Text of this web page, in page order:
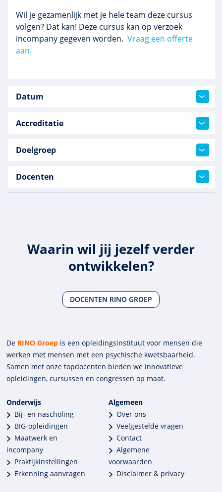
Wil je gezamenlijk met je hele team deze cursus
volgen? Dat kan! Deze cursus kan op verzoek
incompany gegeven worden. Vraag een offerte
aan.
Datum
Accreditatie
Doelgroep
Docenten
Waarin wil jij jezelf verder
ontwikkelen?
DOCENTEN RINO GROEP
De RINO Groep is een opleidings­insti­tuut voor mensen die
werken met mensen met een psychische kwets­baar­heid.
Samen met onze top­docenten bieden we innova­tieve
opleidingen, cursussen en congres­sen op maat.
Onderwijs
Bij- en nascholing
BIG-opleidingen
Maatwerk en
incompany
Praktijkinstellingen
Erkenning aanvragen
Algemeen
Over ons
Veelgestelde vragen
Contact
Algemene
voorwaarden
Disclaimer & privacy